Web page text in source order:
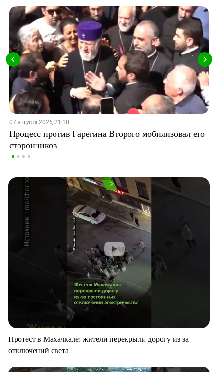
07 августа 2026, 21:10
Процесс против Гарегина Второго мобилизовал его
сторонников
Протест в Махачкале: жители перекрыли дорогу из-за
отключений света